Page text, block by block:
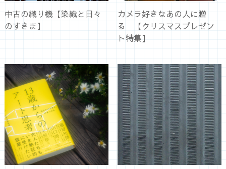
中古の織り機【染織と日々
のすきま】
カメラ好きなあの人に贈
る 【クリスマスプレゼン
ト特集】